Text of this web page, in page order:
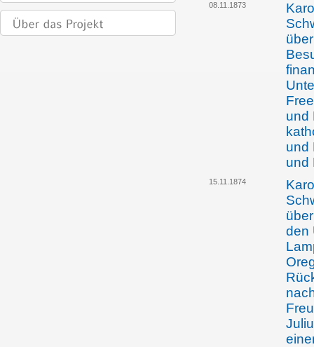
08.11.1873
und
und
und
15.11.1874
den